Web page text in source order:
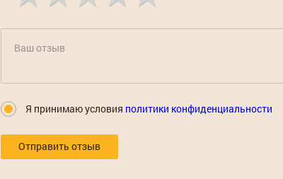
Я принимаю условия политики конфиденциальности
Отправить отзыв